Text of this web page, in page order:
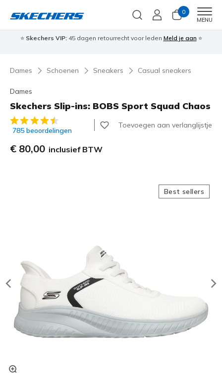
0
MENU
⭐ Skechers VIP:45 dagen retourrecht voor leden Meld je aan ⭐
Dames Schoenen Sneakers Casual sneakers
Dames
Skechers Slip-ins: BOBS Sport Squad Chaos
5 van de 5 klantbeoordelingen
785 beoordelingen
Toevoegen aan verlanglijstje
€ 80,00 inclusief BTW
Best sellers